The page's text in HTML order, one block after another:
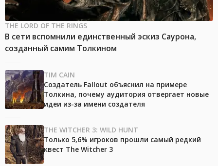
THE LORD OF THE RINGS
В сети вспомнили единственный эскиз Саурона,
созданный самим Толкином
TIM CAIN
Создатель Fallout объяснил на примере
Толкина, почему аудитория отвергает новые
идеи из-за имени создателя
THE WITCHER 3: WILD HUNT
Только 5,6% игроков прошли самый редкий
квест The Witcher 3